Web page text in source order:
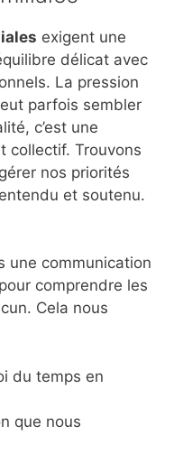
exigent une
délicat avec
La pression
parfois sembler
c’est une
collectif. Trouvons
nos priorités
et soutenu.
une communication
comprendre les
Cela nous
du temps en
que nous